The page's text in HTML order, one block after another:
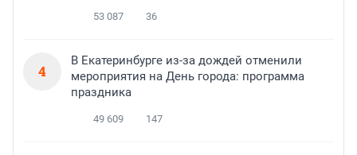
53 087 36
4
В Екатеринбурге из-за дождей отменили
мероприятия на День города: программа
праздника
49 609 147